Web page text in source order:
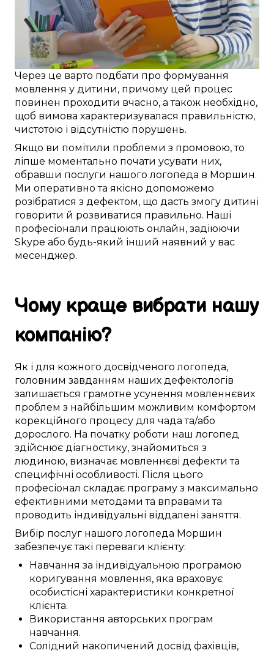
Через це варто подбати про формування
мовлення у дитини, причому цей процес
повинен проходити вчасно, а також необхідно,
щоб вимова характеризувалася правильністю,
чистотою і відсутністю порушень.
Якщо ви помітили проблеми з промовою, то
ліпше моментально почати усувати них,
обравши послуги нашого логопеда в Моршин.
Ми оперативно та якісно допоможемо
розібратися з дефектом, що дасть змогу дитині
говорити й розвиватися правильно. Наші
професіонали працюють онлайн, задіюючи
Skype або будь-який інший наявний у вас
месенджер.
Чому кращевибрати нашу
компанію?
Як і для кожного досвідченого логопеда,
головним завданням наших дефектологів
залишається грамотне усунення мовленнєвих
проблем з найбільшим можливим комфортом
корекційного процесу для чада та/або
дорослого. На початку роботи наш логопед
здійснює діагностику, знайомиться з
людиною, визначає мовленнєві дефекти та
специфічні особливості. Після цього
професіонал складає програму з максимально
ефективними методами та вправами та
проводить індивідуальні віддалені заняття.
Вибір послуг нашого логопеда Моршин
забезпечує такі переваги клієнту:
Навчання за індивідуальною програмою
коригування мовлення, яка враховує
особистісні характеристики конкретної
клієнта.
Використання авторських програм
навчання.
Солідний накопичений досвід фахівців,